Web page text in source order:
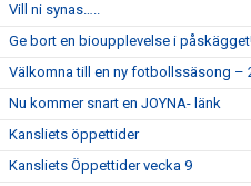
Vill ni synas…..
Ge bort en bioupplevelse i
Välkomna till en ny fotbollssäsong –
Nu kommer snart en JOYNA- länk
Kansliets öppettider
Kansliets Öppettider vecka 9